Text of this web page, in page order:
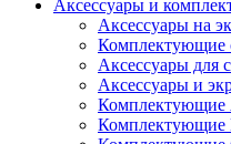
Аксессуары и
Аксессуары на
Комплектующие
Аксессуары для
Аксессуары и
Комплектующие
Комплектующие